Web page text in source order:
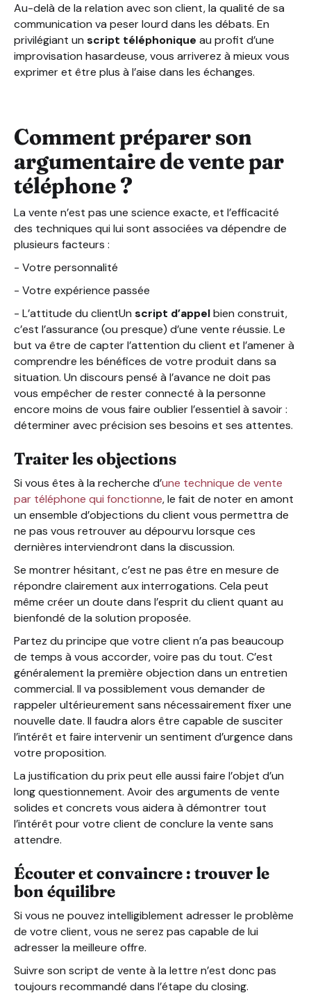
Au-delà de la relation avec son client, la qualité de sa
communication va peser lourd dans les débats. En
privilégiant un script téléphonique au profit d’une
improvisation hasardeuse, vous arriverez à mieux vous
exprimer et être plus à l’aise dans les échanges.
Comment préparer son
argumentaire de vente par
téléphone ?
La vente n’est pas une science exacte, et l’efficacité
des techniques qui lui sont associées va dépendre de
plusieurs facteurs :
- Votre personnalité
- Votre expérience passée
- L’attitude du clientUn script d’appelbien construit,
c’est l’assurance (ou presque) d’une vente réussie. Le
but va être de capter l’attention du client et l’amener à
comprendre les bénéfices de votre produit dans sa
situation. Un discours pensé à l’avance ne doit pas
vous empêcher de rester connecté à la personne
encore moins de vous faire oublier l’essentiel à savoir :
déterminer avec précision ses besoins et ses attentes.
Traiter les objections
Si vous êtes à la recherche d’une technique de vente
par téléphone qui fonctionne, le fait de noter en amont
un ensemble d’objections du client vous permettra de
ne pas vous retrouver au dépourvu lorsque ces
dernières interviendront dans la discussion.
Se montrer hésitant, c’est ne pas être en mesure de
répondre clairement aux interrogations. Cela peut
même créer un doute dans l’esprit du client quant au
bienfondé de la solution proposée.
Partez du principe que votre client n’a pas beaucoup
de temps à vous accorder, voire pas du tout. C’est
généralement la première objection dans un entretien
commercial. Il va possiblement vous demander de
rappeler ultérieurement sans nécessairement fixer une
nouvelle date. Il faudra alors être capable de susciter
l’intérêt et faire intervenir un sentiment d’urgence dans
votre proposition.
La justification du prix peut elle aussi faire l’objet d’un
long questionnement. Avoir des arguments de vente
solides et concrets vous aidera à démontrer tout
l’intérêt pour votre client de conclure la vente sans
attendre.
Écouter et convaincre : trouver le
bon équilibre
Si vous ne pouvez intelligiblement adresser le problème
de votre client, vous ne serez pas capable de lui
adresser la meilleure offre.
Suivre son script de vente à la lettre n’est donc pas
toujours recommandé dans l’étape du closing.